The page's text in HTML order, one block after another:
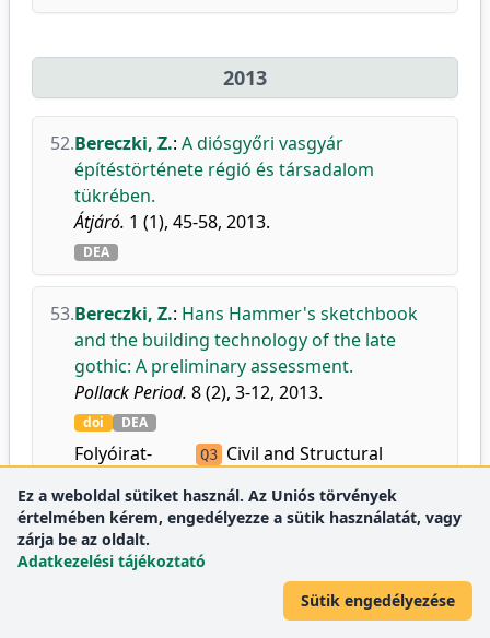
2013
52.Bereczki, Z.: A diósgyőri vasgyár
építéstörténete régió és társadalom
tükrében.
Átjáró. 1 (1), 45-58, 2013.
DEA
53.Bereczki, Z.: Hans Hammer's sketchbook
and the building technology of the late
gothic: A preliminary assessment.
Pollack Period. 8 (2), 3-12, 2013.
doi DEA
Folyóirat-
Q3 Civil and Structural
Q4 Computer Science
Applications
Q3
(miscellaneous)
Modeling and Simulation
Ez a weboldal sütiket használ. Az Uniós törvények
értelmében kérem, engedélyezze a sütik használatát, vagy
zárja be az oldalt.
Adatkezelési tájékoztató
Sütik engedélyezése